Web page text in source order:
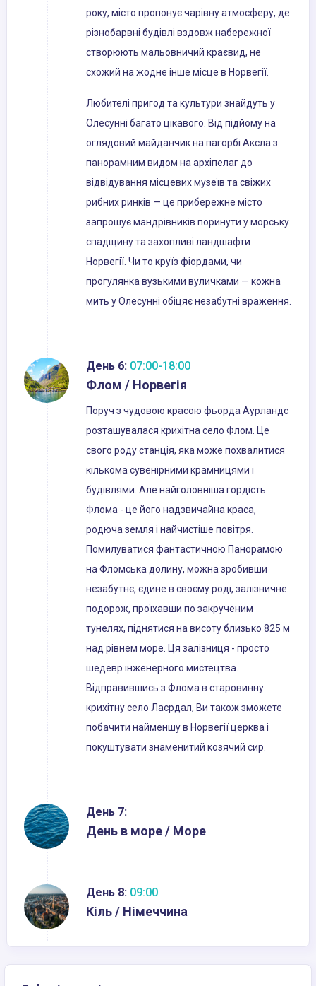
року, місто пропонує чарівну атмосферу, де
різнобарвні будівлі вздовж набережної
створюють мальовничий краєвид, не
схожий на жодне інше місце в Норвегії.
Любителі пригод та культури знайдуть у
Олесунні багато цікавого. Від підйому на
оглядовий майданчик на пагорбі Аксла з
панорамним видом на архіпелаг до
відвідування місцевих музеїв та свіжих
рибних ринків — це прибережне місто
запрошує мандрівників поринути у морську
спадщину та захопливі ландшафти
Норвегії. Чи то круїз фіордами, чи
прогулянка вузькими вуличками — кожна
мить у Олесунні обіцяє незабутні враження.
День 6: 07:00-18:00
Флом / Норвегія
Поруч з чудовою красою фьорда Аурландс
розташувалася крихітна село Флом. Це
свого роду станція, яка може похвалитися
кількома сувенірними крамницями і
будівлями. Але найголовніша гордість
Флома - це його надзвичайна краса,
родюча земля і найчистіше повітря.
Помилуватися фантастичною Панорамою
на Фломська долину, можна зробивши
незабутнє, єдине в своєму роді, залізничне
подорож, проїхавши по закрученим
тунелях, піднятися на висоту близько 825 м
над рівнем море. Ця залізниця - просто
шедевр інженерного мистецтва.
Відправившись з Флома в старовинну
крихітну село Лаєрдал, Ви також зможете
побачити найменшу в Норвегії церква і
покуштувати знаменитий козячий сир.
День 7:
День в море / Море
День 8: 09:00
Кіль / Німеччина